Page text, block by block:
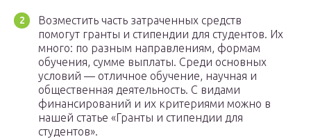
Возместить часть затраченных средств
помогут гранты и стипендии для студентов. Их
много: по разным направлениям, формам
обучения, сумме выплаты. Среди основных
условий — отличное обучение, научная и
общественная деятельность. С видами
финансирований и их критериями можно в
нашей статье «Гранты и стипендии для
студентов».